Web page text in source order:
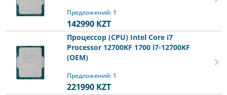
Предложений: 1
142990 KZT
Процессор (CPU) Intel Core i7
Processor 12700KF 1700 i7-12700KF
(OEM)
Предложений: 1
221990 KZT